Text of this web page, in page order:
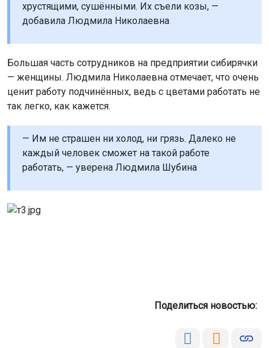
хрустящими, сушёнными. Их съели козы, —
добавила Людмила Николаевна
Большая часть сотрудников на предприятии сибирячки
— женщины. Людмила Николаевна отмечает, что очень
ценит работу подчинённых, ведь с цветами работать не
так легко, как кажется.
— Им не страшен ни холод, ни грязь. Далеко не
каждый человек сможет на такой работе
работать, — уверена Людмила Шубина
Поделиться новостью: